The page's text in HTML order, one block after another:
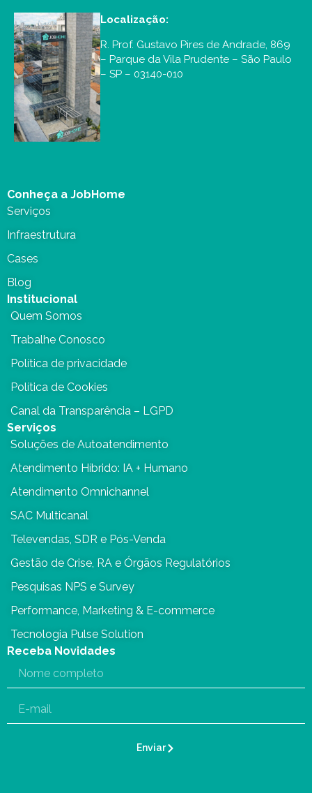
Localização:
R. Prof. Gustavo Pires de Andrade, 869
– Parque da Vila Prudente – São Paulo
– SP – 03140-010
Conheça a JobHome
Serviços
Infraestrutura
Cases
Blog
Institucional
Quem Somos
Trabalhe Conosco
Política de privacidade
Política de Cookies
Canal da Transparência – LGPD
Serviços
Soluções de Autoatendimento
Atendimento Híbrido: IA + Humano
Atendimento Omnichannel
SAC Multicanal
Televendas, SDR e Pós-Venda
Gestão de Crise, RA e Órgãos Regulatórios
Pesquisas NPS e Survey
Performance, Marketing & E-commerce
Tecnologia Pulse Solution
Receba Novidades
Enviar